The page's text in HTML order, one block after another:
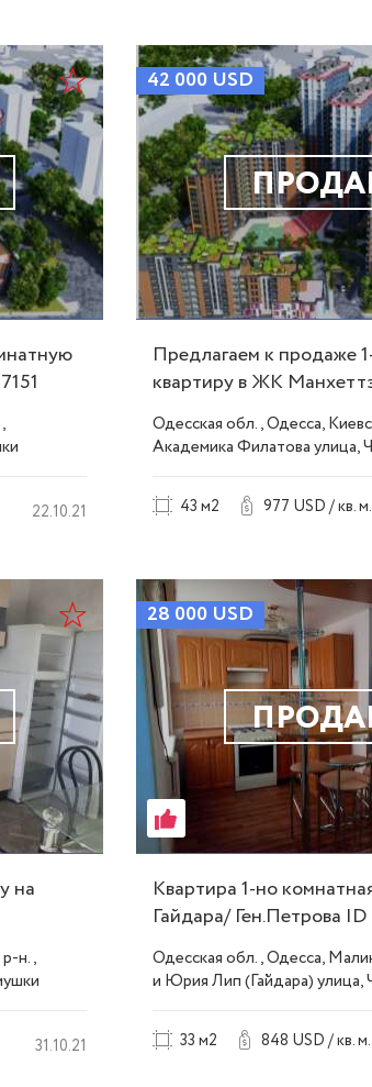
22.10.21
42 000 USD
Предлагаем к продаже
квартиру в ЖК
Одесская обл., Одесса,
Академика Филатова улица,
43 м2 977 USD / кв. м.
на
н.,
31.10.21
28 000 USD
Квартира 1-но
Гайдара/ Ген.Петрова
Одесская обл., Одесса,
и Юрия Лип (Гайдара) улица,
33 м2 848 USD / кв. м.